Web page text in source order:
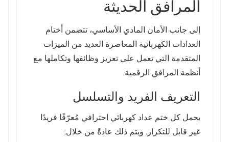
المرافق الحديثة
إلى جانب الأمان المادي الأساسي، تتضمن أختام
العدادات الكهربائية المعاصرة العديد من الميزات
المتقدمة التي تعمل على تعزيز وظائفها وتكاملها مع
أنظمة المرافق الرقمية.
التعريف الفريد والتسلسل
يحمل كل ختم عداد كهربائي احترافي مُعرّفًا فريدًا
غير قابل للتكرار. ويتم ذلك عادةً من خلال: